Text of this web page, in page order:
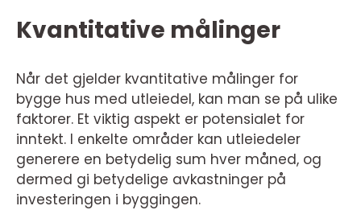
Kvantitative målinger
Når det gjelder kvantitative målinger for
bygge hus med utleiedel, kan man se på ulike
faktorer. Et viktig aspekt er potensialet for
inntekt. I enkelte områder kan utleiedeler
generere en betydelig sum hver måned, og
dermed gi betydelige avkastninger på
investeringen i byggingen.